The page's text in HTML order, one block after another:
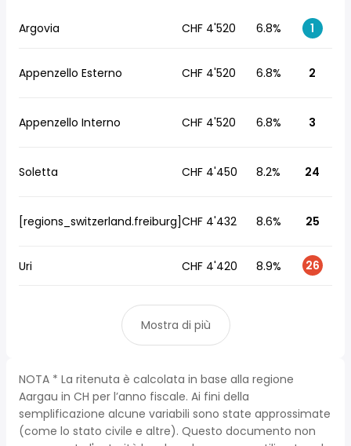
Argovia CHF 4'520 6.8% 1
Appenzello Esterno CHF 4'520 6.8% 2
Appenzello Interno CHF 4'520 6.8% 3
Soletta CHF 4'450 8.2% 24
[regions_switzerland.freiburg]CHF 4'432 8.6% 25
Uri CHF 4'420 8.9% 26
Mostra di più
NOTA * La ritenuta è calcolata in base alla regione
Aargau in CH per l’anno fiscale. Ai fini della
semplificazione alcune variabili sono state approssimate
(come lo stato civile e altre). Questo documento non